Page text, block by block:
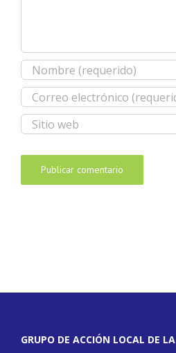
GRUPO DE ACCIÓN LOCAL DE LA